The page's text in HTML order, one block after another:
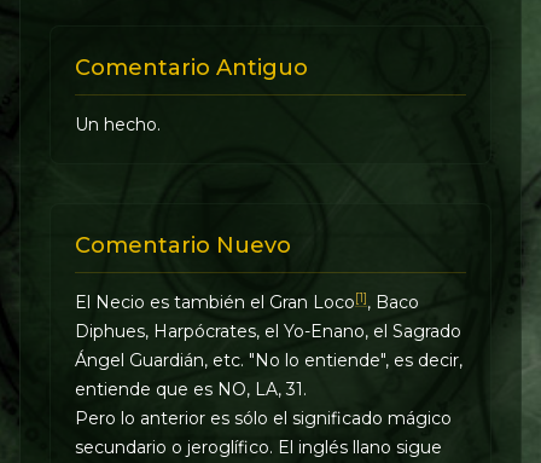
Comentario Antiguo
Un hecho.
Comentario Nuevo
El Necio es también el Gran Loco[1], Baco
Diphues, Harpócrates, el Yo-Enano, el Sagrado
Ángel Guardián, etc. "No lo entiende", es decir,
entiende que es NO, LA, 31.
Pero lo anterior es sólo el significado mágico
secundario o jeroglífico. El inglés llano sigue